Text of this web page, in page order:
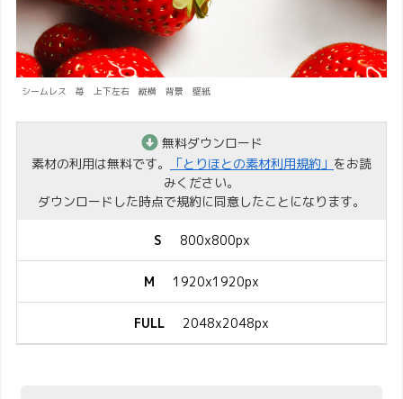
シームレス 苺 上下左右 縦横 背景 壁紙
無料ダウンロード
素材の利用は無料です。
「とりほとの素材利用規約」 をお読
みください。
ダウンロードした時点で規約に同意したことになります。
S 800x800px
M 1920x1920px
FULL 2048x2048px